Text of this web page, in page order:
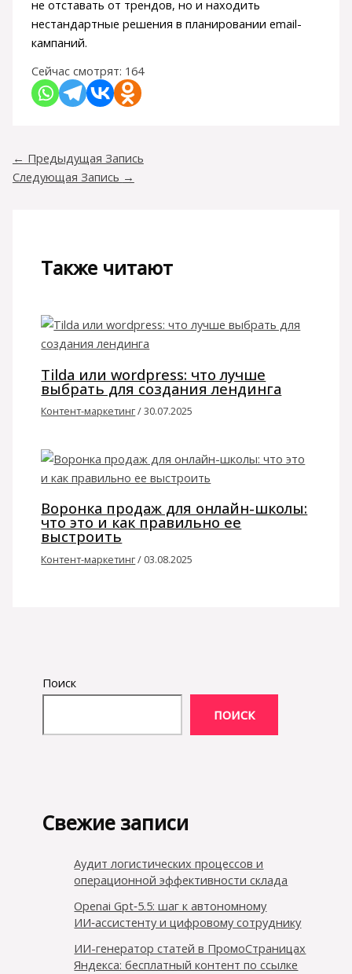
не отставать от трендов, но и находить
нестандартные решения в планировании email-
кампаний.
Сейчас смотрят: 164
← Предыдущая Запись
Следующая Запись →
Также читают
Tilda или wordpress: что лучше
выбрать для создания лендинга
Контент-маркетинг/30.07.2025
Воронка продаж для онлайн-школы:
что это и как правильно ее
выстроить
Контент-маркетинг/ 03.08.2025
Поиск
ПОИСК
Свежие записи
Аудит логистических процессов и
операционной эффективности склада
Openai Gpt‑5.5: шаг к автономному
ИИ‑ассистенту и цифровому сотруднику
ИИ-генератор статей в ПромоСтраницах
Яндекса: бесплатный контент по ссылке